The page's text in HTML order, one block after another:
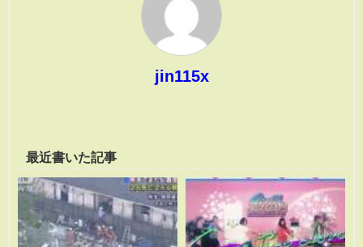
jin115x
最近書いた記事